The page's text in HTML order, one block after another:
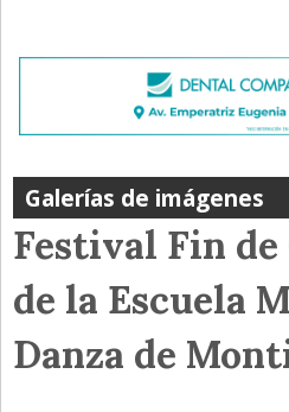
Galerías de imágenes
Festival Fin de
de la Escuela
Danza de